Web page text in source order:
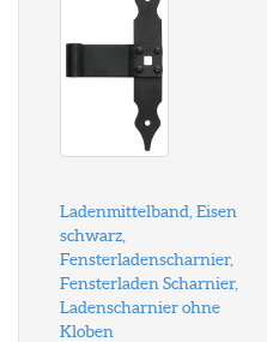
Ladenmittelband, Eisen
schwarz,
Fensterladenscharnier,
Fensterladen Scharnier,
Ladenscharnier ohne
Kloben